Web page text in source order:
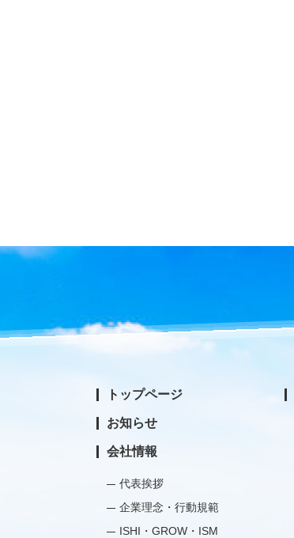
トップページ
お知らせ
会社情報
代表挨拶
企業理念・行動規範
ISHI・GROW・ISM